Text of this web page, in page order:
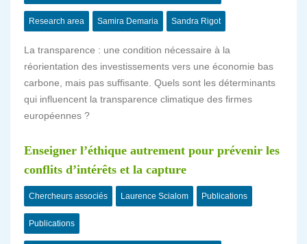
Research area Samira Demaria Sandra Rigot
La transparence : une condition nécessaire à la
réorientation des investissements vers une économie bas
carbone, mais pas suffisante. Quels sont les déterminants
qui influencent la transparence climatique des firmes
européennes ?
Enseigner l’éthique autrement pour prévenir les
conflits d’intérêts et la capture
Chercheurs associés Laurence Scialom Publications
Publications